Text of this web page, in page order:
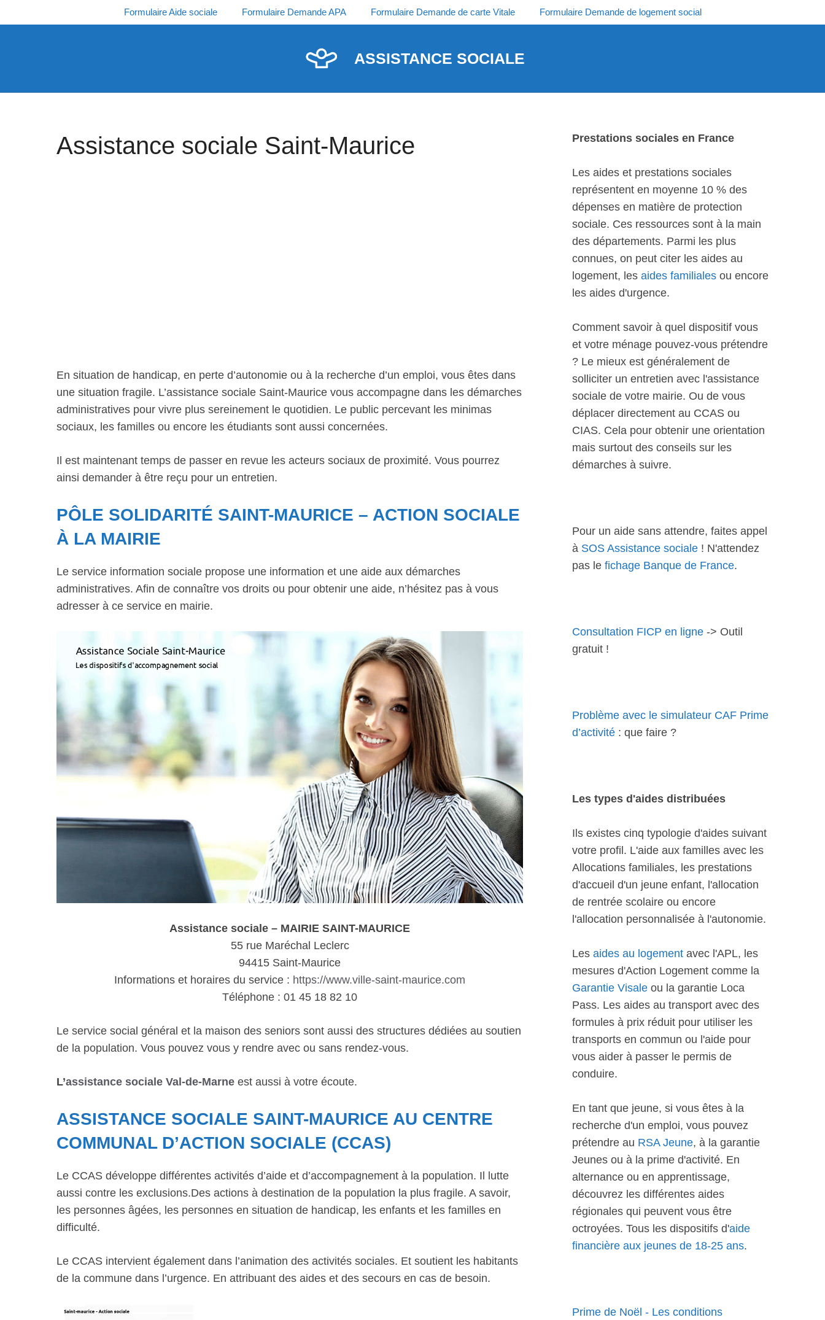
au
Formulaire Aide sociale Formulaire Demande APA Formulaire Demande de carte Vitale Formulaire Demande de logement social
ASSISTANCE SOCIALE
Assistance sociale Saint-Maurice
En situation de handicap, en perte d’autonomie ou à la recherche d’un emploi, vous êtes dans
une situation fragile. L’assistance sociale Saint-Maurice vous accompagne dans les démarches
administratives pour vivre plus sereinement le quotidien. Le public percevant les minimas
sociaux, les familles ou encore les étudiants sont aussi concernées.
Il est maintenant temps de passer en revue les acteurs sociaux de proximité. Vous pourrez
ainsi demander à être reçu pour un entretien.
PÔLE SOLIDARITÉ SAINT-MAURICE – ACTION SOCIALE
À LA MAIRIE
Le service information sociale propose une information et une aide aux démarches
administratives. Afin de connaître vos droits ou pour obtenir une aide, n’hésitez pas à vous
adresser à ce service en mairie.
Assistance sociale – MAIRIE SAINT-MAURICE
55 rue Maréchal Leclerc
94415 Saint-Maurice
Informations et horaires du service : https://www.ville-saint-maurice.com
Téléphone : 01 45 18 82 10
Le service social général et la maison des seniors sont aussi des structures dédiées au soutien
de la population. Vous pouvez vous y rendre avec ou sans rendez-vous.
L’assistance sociale Val-de-Marne est aussi à votre écoute.
ASSISTANCE SOCIALE SAINT-MAURICE AU CENTRE
COMMUNAL D’ACTION SOCIALE (CCAS)
Le CCAS développe différentes activités d’aide et d’accompagnement à la population. Il lutte
aussi contre les exclusions.Des actions à destination de la population la plus fragile. A savoir,
les personnes âgées, les personnes en situation de handicap, les enfants et les familles en
difficulté.
Le CCAS intervient également dans l’animation des activités sociales. Et soutient les habitants
de la commune dans l’urgence. En attribuant des aides et des secours en cas de besoin.
Prestations sociales en France
Les aides et prestations sociales
représentent en moyenne 10 % des
dépenses en matière de protection
sociale. Ces ressources sont à la main
des départements. Parmi les plus
connues, on peut citer les aides au
logement, les aides familiales ou encore
les aides d'urgence.
Comment savoir à quel dispositif vous
et votre ménage pouvez-vous prétendre
? Le mieux est généralement de
solliciter un entretien avec l'assistance
sociale de votre mairie. Ou de vous
déplacer directement au CCAS ou
CIAS. Cela pour obtenir une orientation
mais surtout des conseils sur les
démarches à suivre.
Pour un aide sans attendre, faites appel
à SOS Assistance sociale ! N'attendez
pas le fichage Banque de France.
Consultation FICP en ligne -> Outil
gratuit !
Problème avec le simulateur CAF Prime
d’activité : que faire ?
Les types d'aides distribuées
Ils existes cinq typologie d'aides suivant
votre profil. L'aide aux familles avec les
Allocations familiales, les prestations
d'accueil d'un jeune enfant, l'allocation
de rentrée scolaire ou encore
l'allocation personnalisée à l'autonomie.
Les aides au logement avec l'APL, les
mesures d'Action Logement comme la
Garantie Visale ou la garantie Loca
Pass. Les aides au transport avec des
formules à prix réduit pour utiliser les
transports en commun ou l'aide pour
vous aider à passer le permis de
conduire.
En tant que jeune, si vous êtes à la
recherche d'un emploi, vous pouvez
prétendre au RSA Jeune, à la garantie
Jeunes ou à la prime d'activité. En
alternance ou en apprentissage,
découvrez les différentes aides
régionales qui peuvent vous être
octroyées. Tous les dispositifs d'aide
financière aux jeunes de 18-25 ans.
Prime de Noël - Les conditions